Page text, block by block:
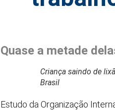
Quase a metade
Criança saindo de
Brasil
Estudo da Organização